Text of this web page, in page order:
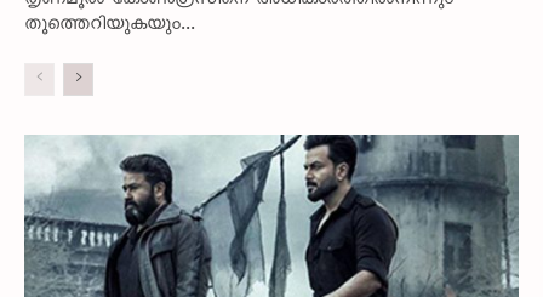
തൂത്തെറിയുകയും...